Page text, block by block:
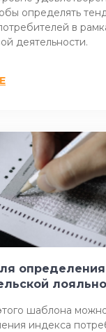
определять
в
деятельности.
определения
шаблона
индекса